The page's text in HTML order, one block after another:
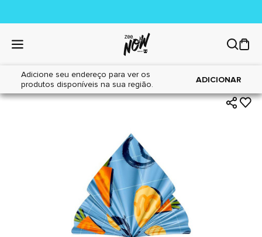
Adicione seu endereço para ver os
produtos disponíveis na sua região.
ADICIONAR
Home|Cães|Petiscos